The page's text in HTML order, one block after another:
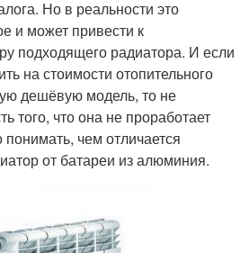
Но в реальности это
и может привести к
подходящего радиатора. И если
на стоимости отопительного
дешёвую модель, то не
того, что она не проработает
чем отличается
от батареи из алюминия.